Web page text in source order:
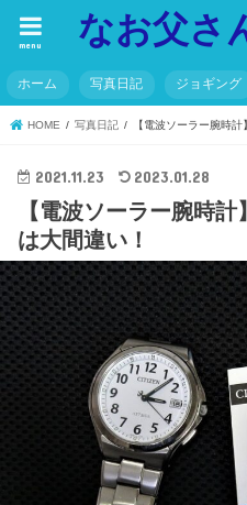
なお父さ
menu
ホーム 写真日記 ジョギング
HOME 写真日記 【電波ソーラー腕時
2021.11.23 2023.01.28
【電波ソーラー腕時
は大間違い！